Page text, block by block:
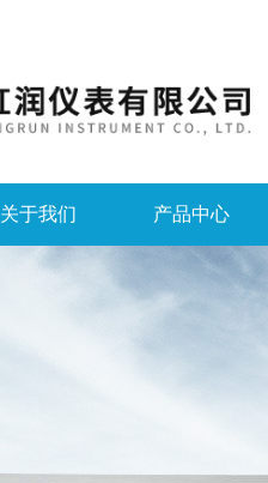
关于我们 产品中心